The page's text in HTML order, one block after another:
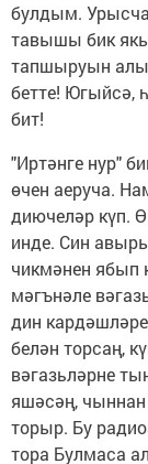
булдым. Урысча
тавышы бик
тапшыруын
бетте! Югыйсә,
бит!
"Иртәнге нур"
өчен аеруча.
диючеләр күп.
инде. Син
чикмәнен ябып
мәгънәле
дин
белән торсаң,
вәгазьләрне
яшәсәң,
торыр. Бу
тора Булмаса